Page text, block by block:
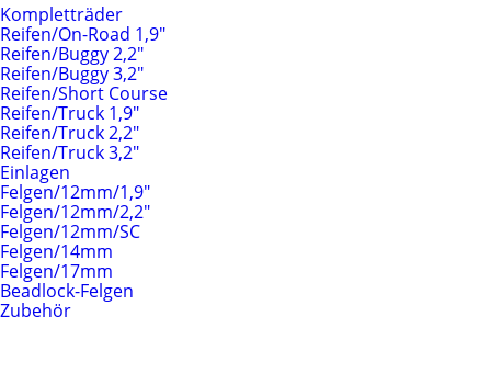
Kompletträder
Reifen/On-Road 1,9"
Reifen/Buggy 2,2"
Reifen/Buggy 3,2"
Reifen/Short Course
Reifen/Truck 1,9"
Reifen/Truck 2,2"
Reifen/Truck 3,2"
Einlagen
Felgen/12mm/1,9"
Felgen/12mm/2,2"
Felgen/12mm/SC
Felgen/14mm
Felgen/17mm
Beadlock-Felgen
Zubehör